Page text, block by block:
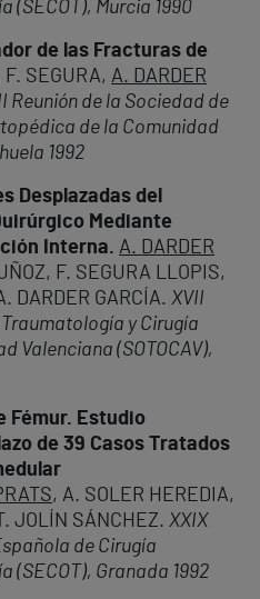
(SECOT), Murcia 1990
de las Fracturas de
SEGURA, A. DARDER
Reunión de la Sociedad de
de la Comunidad
1992
Desplazadas del
Mediante
Interna. A. DARDER
F. SEGURA LLOPIS,
DARDER GARCÍA. XVII
y Cirugía
Valenciana (SOTOCAV),
Fémur. Estudio
de 39 Casos Tratados
, A. SOLER HEREDIA,
JOLÍN SÁNCHEZ. XXIX
de Cirugía
(SECOT), Granada 1992